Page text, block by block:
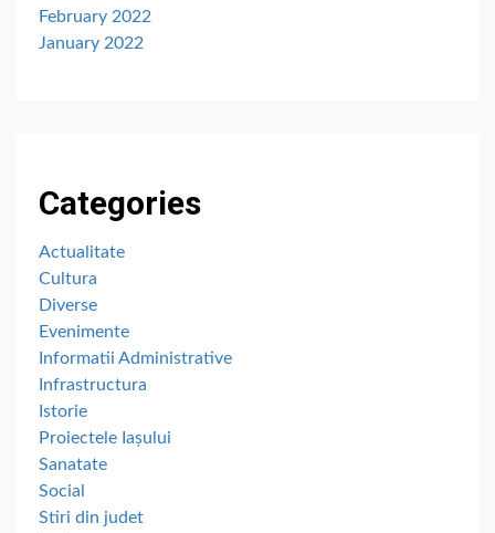
February 2022
January 2022
Categories
Actualitate
Cultura
Diverse
Evenimente
Informatii Administrative
Infrastructura
Istorie
Proiectele Iașului
Sanatate
Social
Stiri din judet